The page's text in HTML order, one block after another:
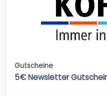
Gutscheine
5€ Newsletter